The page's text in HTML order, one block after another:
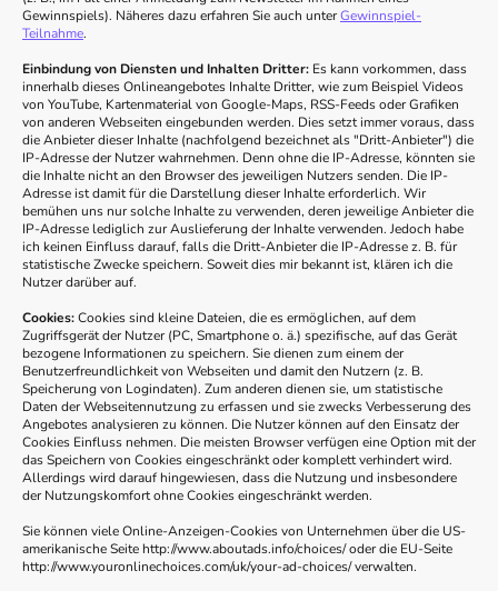
Gewinnspiels). Näheres dazu erfahren Sie auch unterGewinnspiel-
Teilnahme.
Einbindung von Diensten und Inhalten Dritter: Es kann vorkommen, dass
innerhalb dieses Onlineangebotes Inhalte Dritter, wie zum Beispiel Videos
von YouTube, Kartenmaterial von Google-Maps, RSS-Feeds oder Grafiken
von anderen Webseiten eingebunden werden. Dies setzt immer voraus, dass
die Anbieter dieser Inhalte (nachfolgend bezeichnet als "Dritt-Anbieter") die
IP-Adresse der Nutzer wahrnehmen. Denn ohne die IP-Adresse, könnten sie
die Inhalte nicht an den Browser des jeweiligen Nutzers senden. Die IP-
Adresse ist damit für die Darstellung dieser Inhalte erforderlich. Wir
bemühen uns nur solche Inhalte zu verwenden, deren jeweilige Anbieter die
IP-Adresse lediglich zur Auslieferung der Inhalte verwenden. Jedoch habe
ich keinen Einfluss darauf, falls die Dritt-Anbieter die IP-Adresse z. B. für
statistische Zwecke speichern. Soweit dies mir bekannt ist, klären ich die
Nutzer darüber auf.
Cookies:Cookies sind kleine Dateien, die es ermöglichen, auf dem
Zugriffsgerät der Nutzer (PC, Smartphone o. ä.) spezifische, auf das Gerät
bezogene Informationen zu speichern. Sie dienen zum einem der
Benutzerfreundlichkeit von Webseiten und damit den Nutzern (z. B.
Speicherung von Logindaten). Zum anderen dienen sie, um statistische
Daten der Webseitennutzung zu erfassen und sie zwecks Verbesserung des
Angebotes analysieren zu können. Die Nutzer können auf den Einsatz der
Cookies Einfluss nehmen. Die meisten Browser verfügen eine Option mit der
das Speichern von Cookies eingeschränkt oder komplett verhindert wird.
Allerdings wird darauf hingewiesen, dass die Nutzung und insbesondere
der Nutzungskomfort ohne Cookies eingeschränkt werden.
Sie können viele Online-Anzeigen-Cookies von Unternehmen über die US-
amerikanische Seite http://www.aboutads.info/choices/ oder die EU-Seite
http://www.youronlinechoices.com/uk/your-ad-choices/ verwalten.